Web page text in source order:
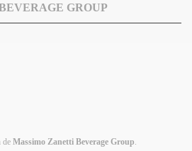
GROUP
de Massimo Zanetti Beverage Group